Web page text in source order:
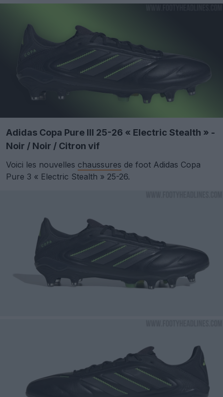
Adidas Copa Pure III 25-26 « Electric Stealth » -
Noir / Noir / Citron vif
Voici les nouvelles chaussures de foot Adidas Copa
Pure 3 « Electric Stealth » 25-26.